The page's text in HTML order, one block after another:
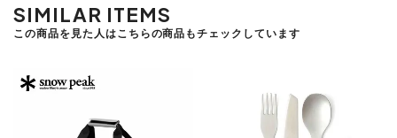
SIMILAR ITEMS
この商品を見た人はこちらの商品もチェックしています